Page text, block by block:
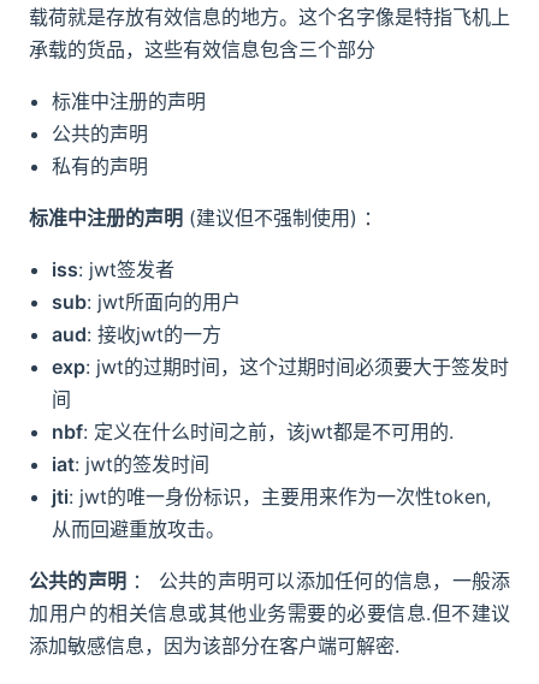
载荷就是存放有效信息的地方。这个名字像是特指飞机上
承载的货品，这些有效信息包含三个部分
标准中注册的声明
公共的声明
私有的声明
标准中注册的声明 (建议但不强制使用) ：
iss: jwt签发者
sub: jwt所面向的用户
aud: 接收jwt的一方
exp: jwt的过期时间，这个过期时间必须要大于签发时
间
nbf: 定义在什么时间之前，该jwt都是不可用的.
iat: jwt的签发时间
jti: jwt的唯一身份标识，主要用来作为一次性token,
从而回避重放攻击。
公共的声明 ： 公共的声明可以添加任何的信息，一般添
加用户的相关信息或其他业务需要的必要信息.但不建议
添加敏感信息，因为该部分在客户端可解密.